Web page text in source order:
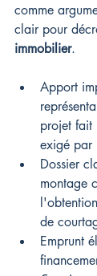
comme
clair pour
immobilier.
Apport
projet fait
exigé par
Dossier
montage
de
Emprunt